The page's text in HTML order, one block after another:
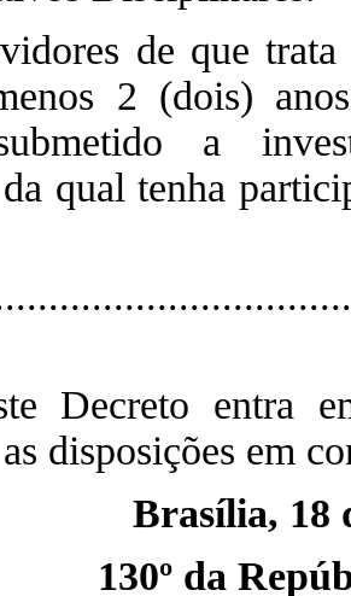
de que
2 (dois)
a
qual tenha
Decreto entra
disposições em
Brasília, 18
130º da